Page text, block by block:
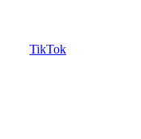
TikTok